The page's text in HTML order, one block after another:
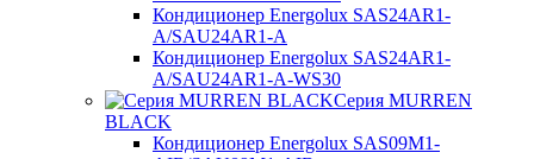
Кондиционер Energolux SAS24AR1-
A/SAU24AR1-A
Кондиционер Energolux SAS24AR1-
A/SAU24AR1-A-WS30
Серия MURREN
BLACK
Кондиционер Energolux SAS09M1-